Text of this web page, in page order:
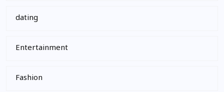
dating
Entertainment
Fashion